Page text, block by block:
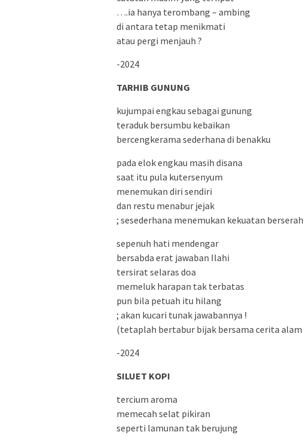
….ia hanya terombang – ambing
di antara tetap menikmati
atau pergi menjauh ?
-2024
TARHIB GUNUNG
kujumpai engkau sebagai gunung
teraduk bersumbu kebaikan
bercengkerama sederhana di benakku
pada elok engkau masih disana
saat itu pula kutersenyum
menemukan diri sendiri
dan restu menabur jejak
; sesederhana menemukan kekuatan
sepenuh hati mendengar
bersabda erat jawaban Ilahi
tersirat selaras doa
memeluk harapan tak terbatas
pun bila petuah itu hilang
; akan kucari tunak jawabannya !
(tetaplah bertabur bijak bersama cerita
-2024
SILUET KOPI
tercium aroma
memecah selat pikiran
seperti lamunan tak berujung